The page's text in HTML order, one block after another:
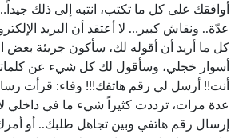
أوافقك على كل ما تكتب، انتبه إلى ذلك
عدّة.. ونقاش كبير… لا أعتقد أن البريد
كل ما أريد أن أقوله لك، سأكون جريئة
أسوار خجلي، وسأقول لك كل شيء عن كلماتك
أنت!! أرسل لي رقم هاتفك!!! وفاء: قرأت
عدة مرات، ترددت كثيراً شيء ما في داخلي
إرسال رقم هاتفي وبين تجاهل طلبك.. أو